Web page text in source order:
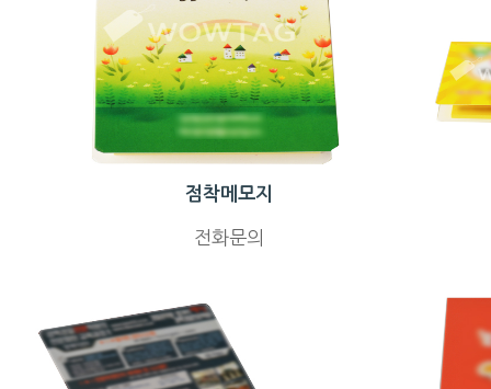
점착메모지
전화문의